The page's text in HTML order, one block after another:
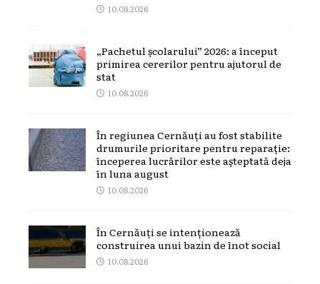
10.08.2026
„Pachetul școlarului” 2026: a început
primirea cererilor pentru ajutorul de
stat
10.08.2026
În regiunea Cernăuți au fost stabilite
drumurile prioritare pentru reparație:
începerea lucrărilor este așteptată deja
în luna august
10.08.2026
În Cernăuți se intenționează
construirea unui bazin de înot social
10.08.2026